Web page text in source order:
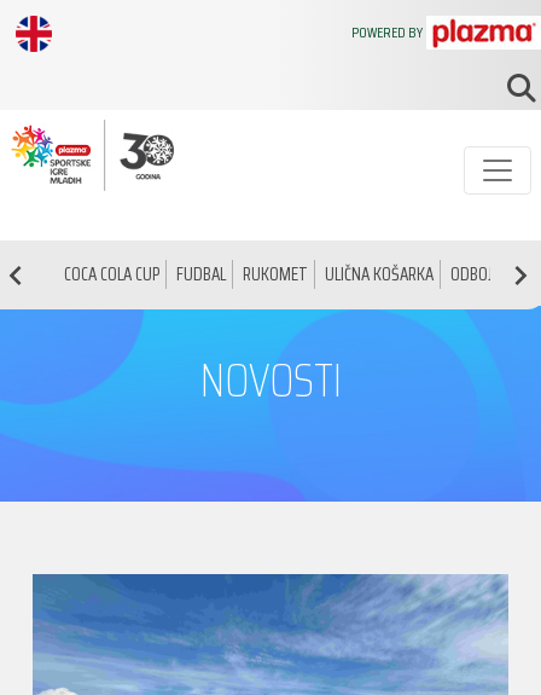
COCA COLA CUP FUDBAL RUKOMET ULIČNA KOŠARKA ODBOJKA
POWERED BY
NOVOSTI